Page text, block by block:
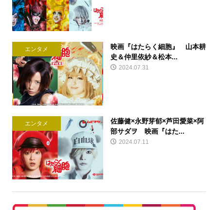
エンタメ
映画『はたらく細胞』 山本耕
史＆仲里依紗＆松本...
2024.07.31
エンタメ
佐藤健×永野芽郁×芦田愛菜×阿
部サダヲ 映画『はた...
2024.07.11